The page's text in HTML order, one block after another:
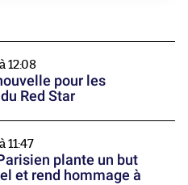
12:08
pour les
Red Star
11:47
plante un but
et rend hommage à